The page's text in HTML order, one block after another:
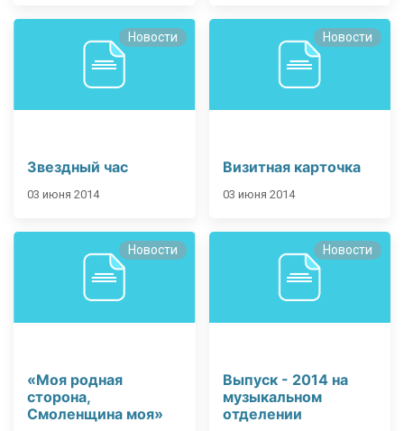
Новости
Звездный час
03 июня 2014
Новости
Визитная карточка
03 июня 2014
Новости
«Моя родная
сторона,
Смоленщина моя»
Новости
Выпуск - 2014 на
музыкальном
отделении